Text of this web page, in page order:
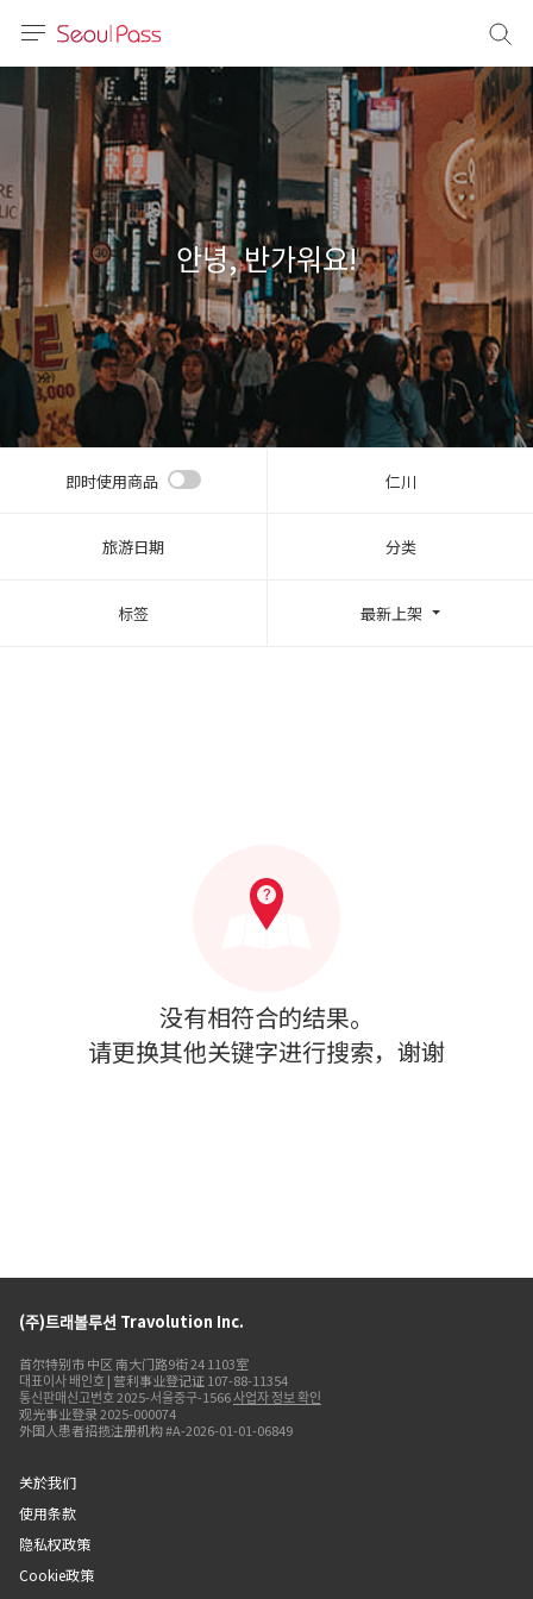
体)
文 (台灣)
안녕, 반가워요!
即时使用商品 仁川
旅游日期 分类
标签 最新上架
没有相符合的结果。
请更换其他关键字进行搜索，谢谢
(주)트래볼루션 Travolution Inc.
首尔特别市 中区 南大门路9街 24 1103室
대표이사 배인호 | 营利事业登记证 107-88-11354
통신판매신고번호 2025-서울중구-1566사업자 정보 확인
观光事业登录 2025-000074
外国人患者招揽注册机构 #A-2026-01-01-06849
关於我们
使用条款
隐私权政策
Cookie政策